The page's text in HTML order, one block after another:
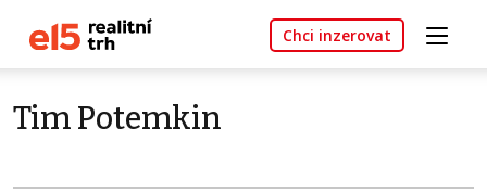
Chci inzerovat
Tim Potemkin